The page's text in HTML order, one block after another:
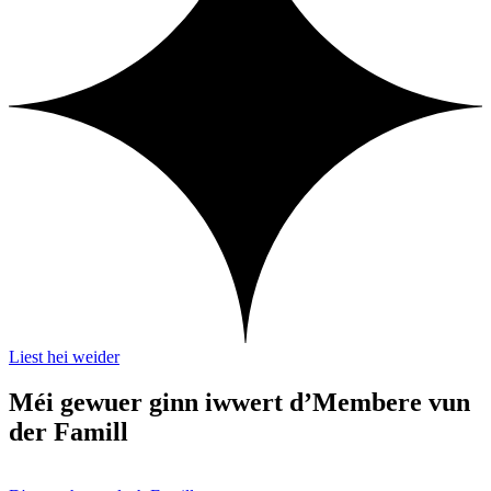
Liest hei weider
Méi gewuer ginn iwwert d’Membere vun
der Famill